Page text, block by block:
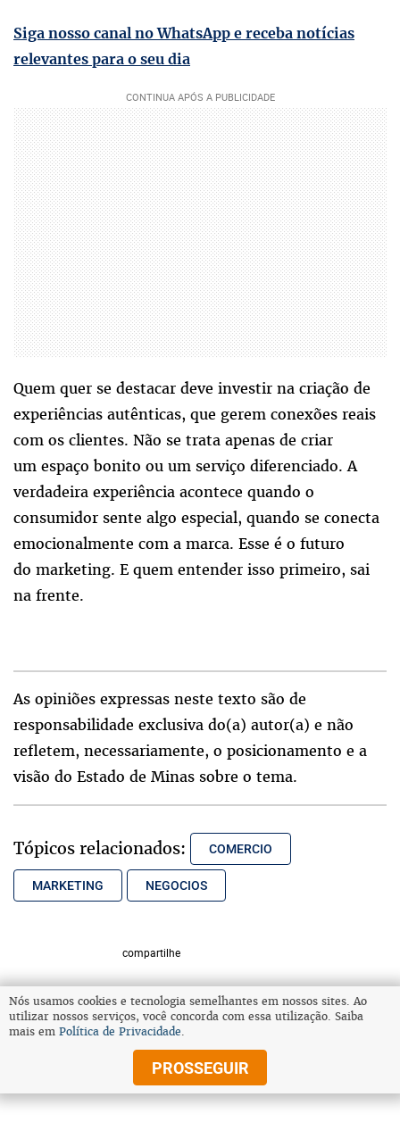
Siga nosso canal no WhatsApp e receba notícias
relevantes para o seu dia
Quem quer se destacar deve investir na criação de
experiências autênticas, que gerem conexões reais
com os clientes. Não se trata apenas de criar
um espaço bonito ou um serviço diferenciado. A
verdadeira experiência acontece quando o
consumidor sente algo especial, quando se conecta
emocionalmente com a marca. Esse é o futuro
do marketing. E quem entender isso primeiro, sai
na frente.
As opiniões expressas neste texto são de
responsabilidade exclusiva do(a) autor(a) e não
refletem, necessariamente, o posicionamento e a
visão do Estado de Minas sobre o tema.
Tópicos relacionados: COMERCIO
MARKETING NEGOCIOS
compartilhe
VOLTAR AO TOPO
© Copyright 2025 Diários Associados
Todos os direitos reservados.
Nós usamos cookies e tecnologia semelhantes em nossos sites. Ao
utilizar nossos serviços, você concorda com essa utilização. Saiba
mais em Política de Privacidade.
PROSSEGUIR